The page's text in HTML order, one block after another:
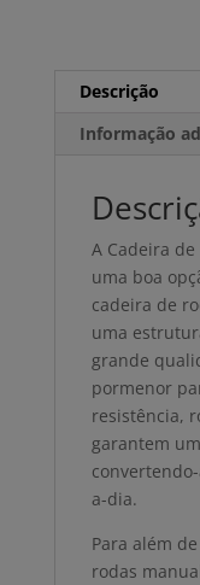
Descrição
Informação
A Cadeira de
uma boa
cadeira de
uma
grande
pormenor
resistência,
garantem
a-dia.
Para além
rodas